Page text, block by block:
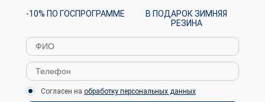
-10% ПО ГОСПРОГРАММЕ
В ПОДАРОК ЗИМНЯЯ
РЕЗИНА
Согласен на обработку персональных данных